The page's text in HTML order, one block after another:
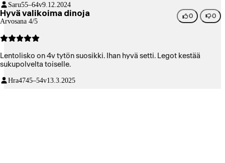
Saru55–64v9.12.2024
Hyvä valikoima dinoja
Arvosana 4/5
0 0
Lentolisko on 4v tytön suosikki. Ihan hyvä setti. Legot kestää
sukupolvelta toiselle.
Hra4745–54v13.3.2025